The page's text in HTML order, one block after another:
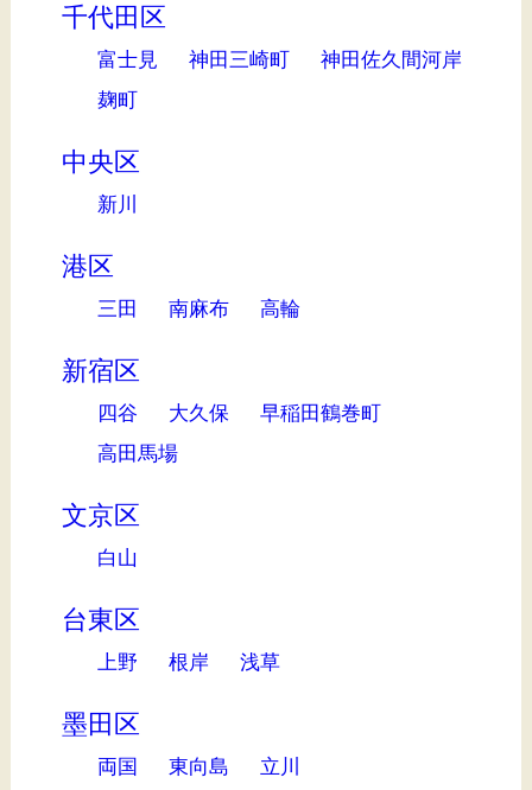
千代田区
富士見 神田三崎町
神田佐久間河岸
麹町
中央区
新川
港区
三田 南麻布 高輪
新宿区
四谷 大久保
早稲田鶴巻町
高田馬場
文京区
白山
台東区
上野 根岸 浅草
墨田区
両国 東向島 立川